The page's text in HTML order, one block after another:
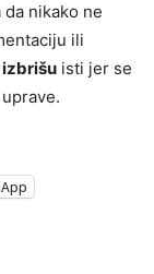
nikako ne
ili
izbrišu isti jer se